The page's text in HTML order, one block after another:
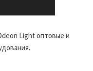
Light оптовые и